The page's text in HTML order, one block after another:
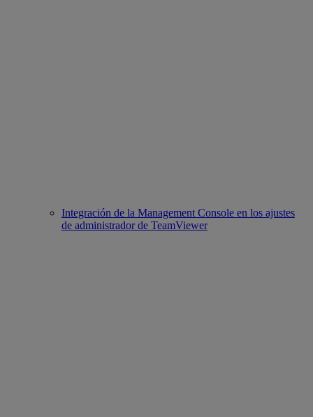
Integración de la Management Console en los ajustes
de administrador de TeamViewer